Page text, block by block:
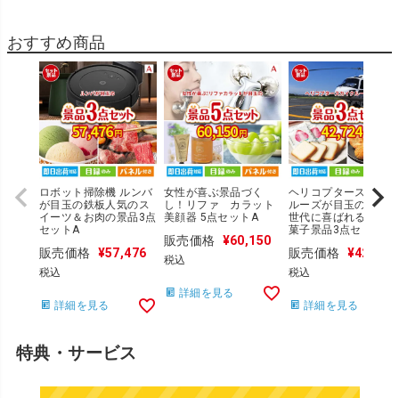
おすすめ商品
ロボット掃除機 ルンバ
が目玉の鉄板人気のス
イーツ＆お肉の景品3点
セットA
販売価格 ¥57,476
税込
詳細を見る
女性が喜ぶ景品づく
し！リファ カラット
美顔器 5点セットA
販売価格 ¥60,150
税込
詳細を見る
ヘリコプタースカイク
ルーズが目玉の幅広い
世代に喜ばれる人気お
菓子景品3点セットH
販売価格 ¥42,724
税込
詳細を見る
特典・サービス